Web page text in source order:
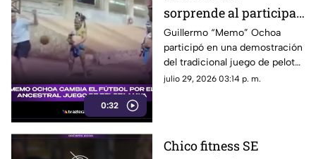
0:32
sorprende al participar
en el ancestral JUEGO
DE PELOTA MAYA en la
Península de Yucatán
Guillermo “Memo” Ochoa
participó en una demostración
del tradicional juego de pelota
maya, Pok-ta-pok.
julio 29, 2026 03:14 p. m.
Chico fitness SE